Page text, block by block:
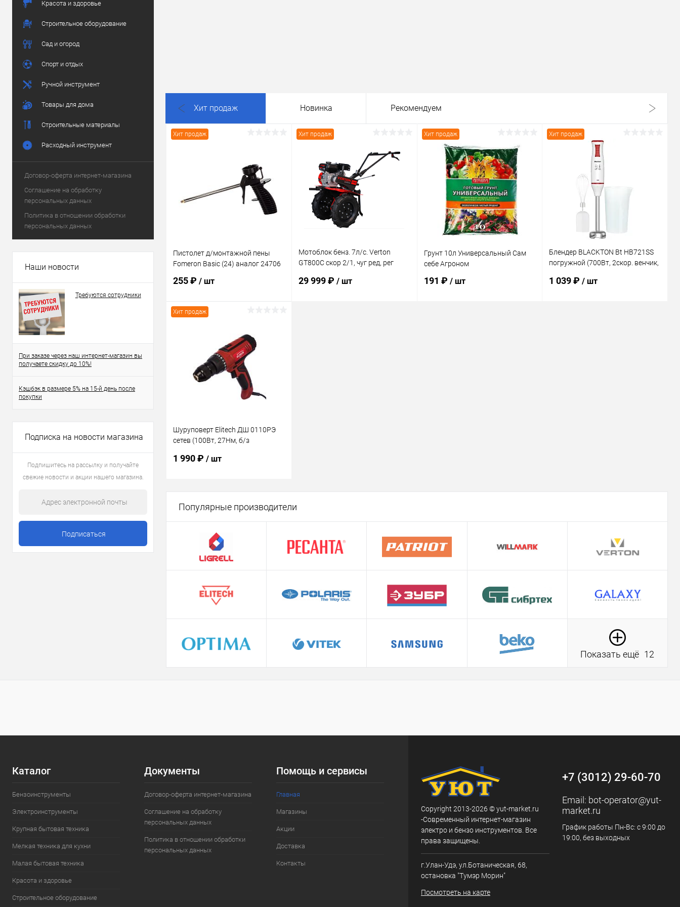
Красота и здоровье
Строительное оборудование
Сад и огород
Спорт и отдых
Ручной инструмент
Товары для дома
Строительные материалы
Расходный инструмент
Договор-оферта интернет-магазина
Соглашение на обработку
персональных данных
Политика в отношении обработки
персональных данных
Наши новости
Требуются сотрудники
При заказе через наш интернет-магазин вы
получаете скидку до 10%!
Кэшбэк в размере 5% на 15-й день после
покупки
Подписка на новости магазина
Подпишитесь на рассылку и получайте
свежие новости и акции нашего магазина.
Хит продаж Новинка Рекомендуем
Хит продаж
Пистолет д/монтажной пены
Fomeron Basic (24) аналог 24706
255 ₽ / шт
Купить в 1 клик Сравнение
В избранное В наличии
Хит продаж
Мотоблок бенз. 7л/с. Verton
GT800C скор 2/1, чуг ред, рег
29 999 ₽ / шт
Хит продаж
Грунт 10л Универсальный Сам
себе Агроном
191 ₽ / шт
Хит продаж
Блендер BLACKTON Bt HB721SS
погружной (700Вт, 2скор. венчик,
1 039 ₽/ шт
Хит продаж
Шуруповерт Elitech ДШ 0110РЭ
сетев (100Вт, 27Нм, б/з
1 990 ₽ / шт
В избранное
Популярные производители
Показать ещё 12
Каталог
Бензоинструменты
Электроинструменты
Крупная бытовая техника
Мелкая техника для кухни
Малая бытовая техника
Красота и здоровье
Строительное оборудование
Документы
Договор-оферта интернет-магазина
Соглашение на обработку
персональных данных
Политика в отношении обработки
персональных данных
Помощь и сервисы
Главная
Магазины
Акции
Доставка
Контакты
Copyright 2013-2026 © yut-market.ru
-Современный интернет-магазин
электро и бензо инструментов. Все
права защищены.
г.Улан-Удэ, ул.Ботаническая, 68,
остановка "Тумэр Морин"
Посмотреть на карте
+7 (3012) 29-60-70
Email: bot-operator@yut-
market.ru
График работы Пн-Вс: с 9:00 до
19:00, без выходных